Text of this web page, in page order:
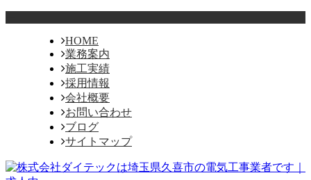
HOME
業務案内
施工実績
採用情報
会社概要
お問い合わせ
ブログ
サイトマップ